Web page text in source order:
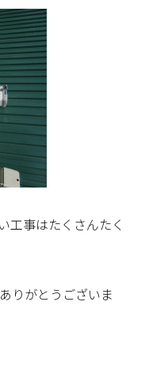
工事はたくさんたく
りがとうございま